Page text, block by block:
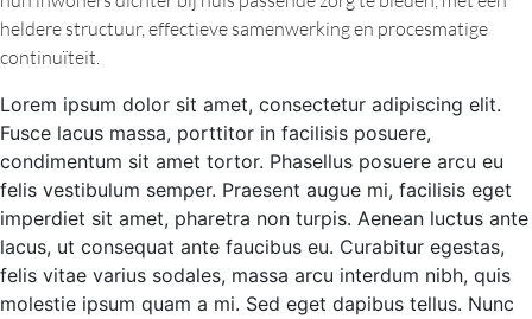
heldere structuur, effectieve samenwerking en procesmatige
continuïteit.
Lorem ipsum dolor sit amet, consectetur adipiscing elit.
Fusce lacus massa, porttitor in facilisis posuere,
condimentum sit amet tortor. Phasellus posuere arcu eu
felis vestibulum semper. Praesent augue mi, facilisis eget
imperdiet sit amet, pharetra non turpis. Aenean luctus ante
lacus, ut consequat ante faucibus eu. Curabitur egestas,
felis vitae varius sodales, massa arcu interdum nibh, quis
molestie ipsum quam a mi. Sed eget dapibus tellus. Nunc